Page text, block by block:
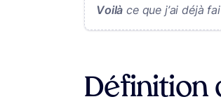
Voilà ce que j’ai déjà
Définition